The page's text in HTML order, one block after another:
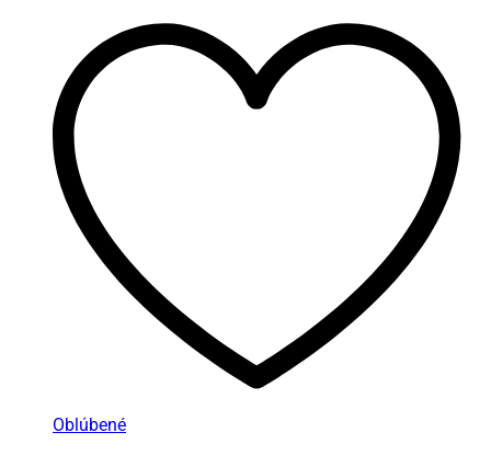
Oblúbené